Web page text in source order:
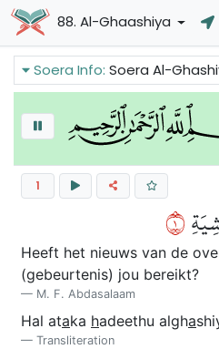
88. Al-Ghaashiya
Soera Info:Soera Al-Ghashiyah van de Heilige Koran spreekt over de komende ramp die alles zal
1
١
Heeft het nieuws van de
(gebeurtenis) jou bereikt?
M. F. Abdasalaam
Hal ataka hadeethu algha
Transliteration